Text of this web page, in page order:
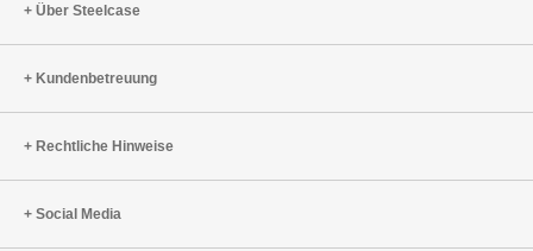
Über Steelcase
Kundenbetreuung
Rechtliche Hinweise
Social Media